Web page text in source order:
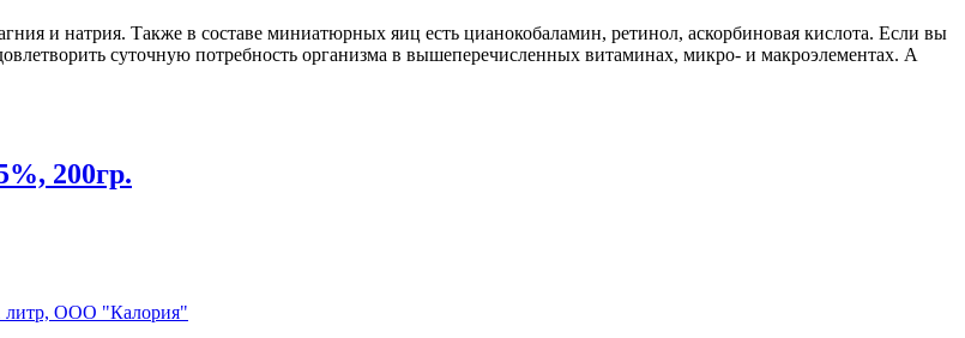
и натрия. Также в составе миниатюрных яиц есть цианокобаламин, ретинол, аскорбиновая кислота. Если вы
суточную потребность организма в вышеперечисленных витаминах, микро- и макроэлементах. А
200гр.
литр, ООО "Калория"